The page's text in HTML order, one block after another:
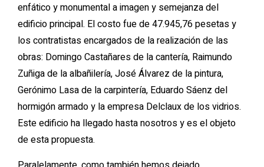
enfático y monumental a imagen y semejanza del
edificio principal. El costo fue de 47.945,76 pesetas y
los contratistas encargados de la realización de las
obras: Domingo Castañares de la cantería, Raimundo
Zuñiga de la albañilería, José Álvarez de la pintura,
Gerónimo Lasa de la carpintería, Eduardo Sáenz del
hormigón armado y la empresa Delclaux de los vidrios.
Este edificio ha llegado hasta nosotros y es el objeto
de esta propuesta.